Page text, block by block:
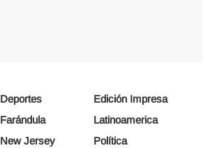
Deportes
Edición Impresa
Farándula
Latinoamerica
New Jersey
Política